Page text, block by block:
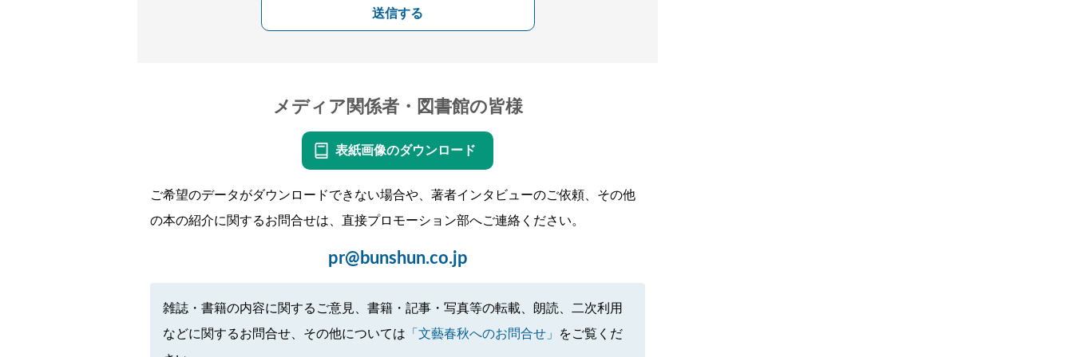
送信する
メディア関係者・図書館の皆様
表紙画像のダウンロード
ご希望のデータがダウンロードできない場合や、著者インタビューのご依頼、その他
の本の紹介に関するお問合せは、直接プロモーション部へご連絡ください。
pr@bunshun.co.jp
雑誌・書籍の内容に関するご意見、書籍・記事・写真等の転載、朗読、二次利用
などに関するお問合せ、その他については 「文藝春秋へのお問合せ」
をご覧くだ